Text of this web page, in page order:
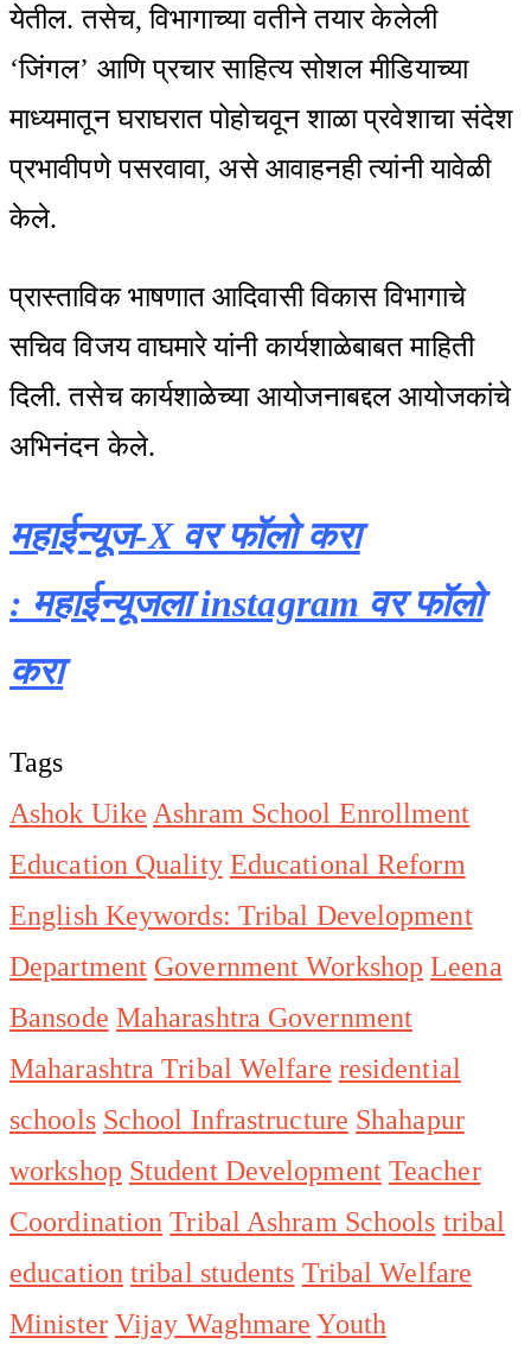
येतील. तसेच, विभागाच्या वतीने तयार केलेली
‘जिंगल’ आणि प्रचार साहित्य सोशल मीडियाच्या
माध्यमातून घराघरात पोहोचवून शाळा प्रवेशाचा संदेश
प्रभावीपणे पसरवावा, असे आवाहनही त्यांनी यावेळी
केले.
प्रास्ताविक भाषणात आदिवासी विकास विभागाचे
सचिव विजय वाघमारे यांनी कार्यशाळेबाबत माहिती
दिली. तसेच कार्यशाळेच्या आयोजनाबद्दल आयोजकांचे
अभिनंदन केले.
महाईन्यूज-X वर फॉलो करा
: महाईन्यूजला instagram वर फॉलो
करा
Tags
Ashok Uike Ashram School Enrollment
Education Quality Educational Reform
English Keywords: Tribal Development
Department Government Workshop Leena
Bansode Maharashtra Government
Maharashtra Tribal Welfare residential
schools School Infrastructure Shahapur
workshop Student Development Teacher
Coordination Tribal Ashram Schools tribal
education tribal students Tribal Welfare
Minister Vijay Waghmare Youth